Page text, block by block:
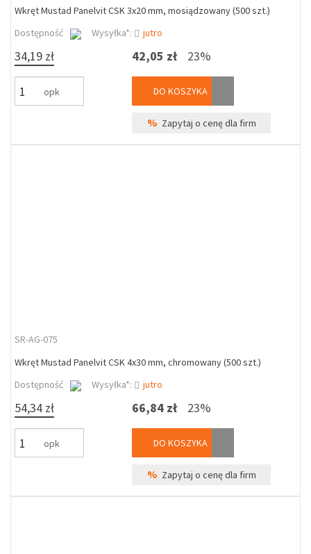
Wkręt Mustad Panelvit CSK 3x20 mm, mosiądzowany (500 szt.)
Dostępność
Wysyłka*: jutro
34,19 zł
opk
42,05 zł 23%
DO KOSZYKA
% Zapytaj o cenę dla firm
SR-AG-075
Wkręt Mustad Panelvit CSK 4x30 mm, chromowany (500 szt.)
Dostępność
Wysyłka*: jutro
54,34 zł
opk
66,84 zł 23%
DO KOSZYKA
% Zapytaj o cenę dla firm